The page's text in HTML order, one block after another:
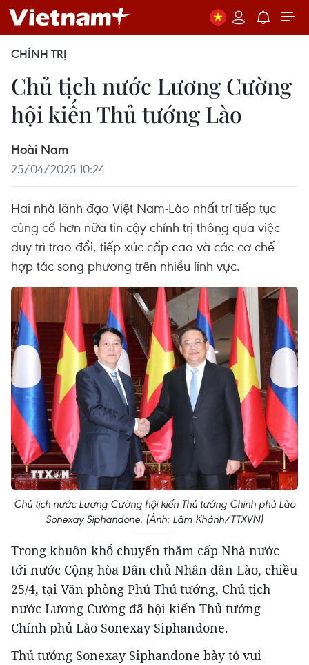
CHÍNH TRỊ
Chủ tịch nước Lương Cường
hội kiến Thủ tướng Lào
Hoài Nam
25/04/2025 10:24
Hai nhà lãnh đạo Việt Nam-Lào nhất trí tiếp tục
củng cố hơn nữa tin cậy chính trị thông qua việc
duy trì trao đổi, tiếp xúc cấp cao và các cơ chế
hợp tác song phương trên nhiều lĩnh vực.
Chủ tịch nước Lương Cường hội kiến Thủ tướng Chính phủ Lào
Sonexay Siphandone. (Ảnh: Lâm Khánh/TTXVN)
Trong khuôn khổ chuyến thăm cấp Nhà nước
tới nước Cộng hòa Dân chủ Nhân dân Lào, chiều
25/4, tại Văn phòng Phủ Thủ tướng, Chủ tịch
nước Lương Cường đã hội kiến Thủ tướng
Chính phủ Lào Sonexay Siphandone.
Thủ tướng Sonexay Siphandone bày tỏ vui